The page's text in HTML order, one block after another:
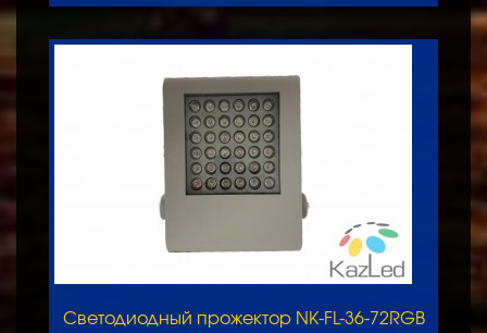
Светодиодный прожектор NK-FL-36-72RGB